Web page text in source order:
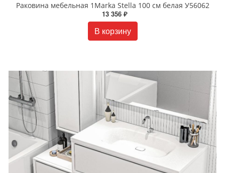
Раковина мебельная 1Marka Stella 100 см белая У56062
13 356 ₽
В корзину